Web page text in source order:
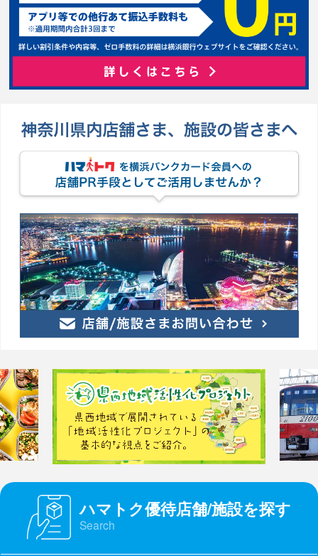
ハマトク優待店舗/施設を探す
Search